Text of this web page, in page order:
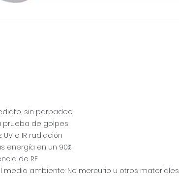
sin parpadeo
prueba de golpes
o IR radiación
energía en un 90%
de RF
medio ambiente: No mercurio u otros materiales